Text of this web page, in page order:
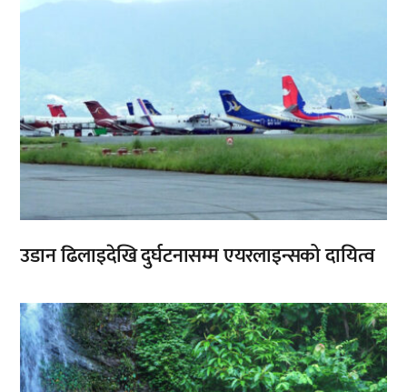
उडान ढिलाइदेखि दुर्घटनासम्म एयरलाइन्सको दायित्व
,